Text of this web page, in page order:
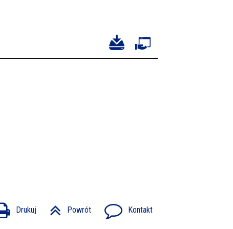
Drukuj Powrót Kontakt